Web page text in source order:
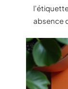
absence